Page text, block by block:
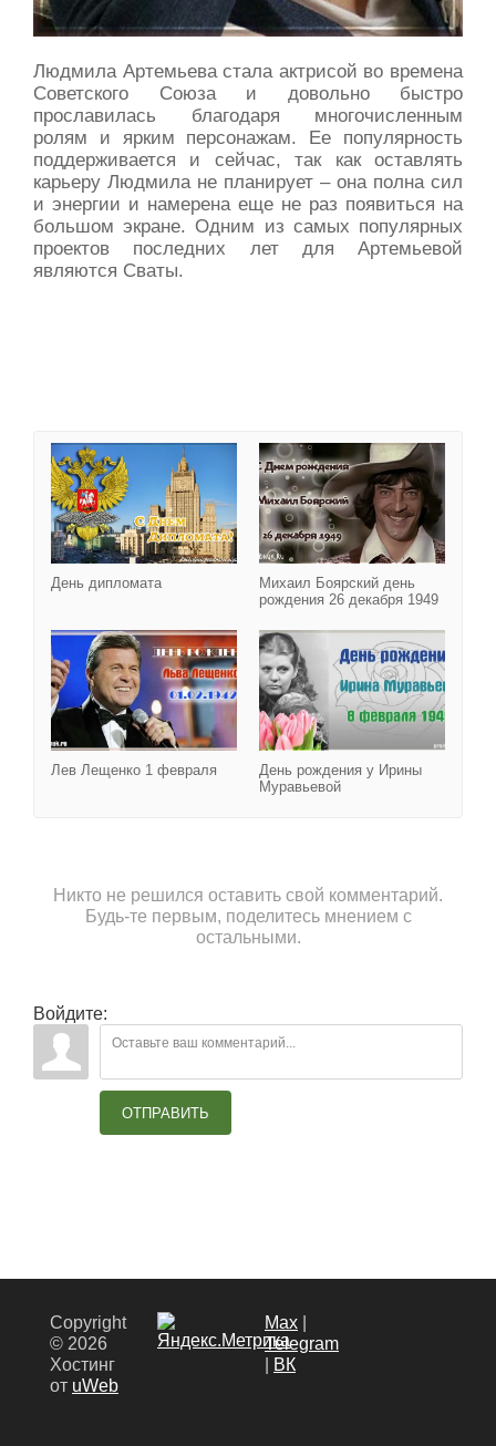
Людмила Артемьева стала актрисой во времена
Советского Союза и довольно быстро
прославилась благодаря многочисленным
ролям и ярким персонажам. Ее популярность
поддерживается и сейчас, так как оставлять
карьеру Людмила не планирует – она полна сил
и энергии и намерена еще не раз появиться на
большом экране. Одним из самых популярных
проектов последних лет для Артемьевой
являются Сваты.
День дипломата
День дипломата
Михаил Боярский день
рождения 26 декабря 1949
Лев Лещенко 1 февраля
Лев Лещенко 1 февраля
День рождения у Ирины
Муравьевой
Никто не решился оставить свой комментарий.
Будь-те первым, поделитесь мнением с
остальными.
Войдите:
ОТПРАВИТЬ
Copyright
© 2026
Хостинг
от uWeb
Max
Теlegram
ВК